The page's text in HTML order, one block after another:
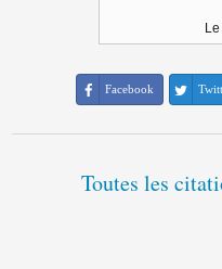
Facebook
Toutes les